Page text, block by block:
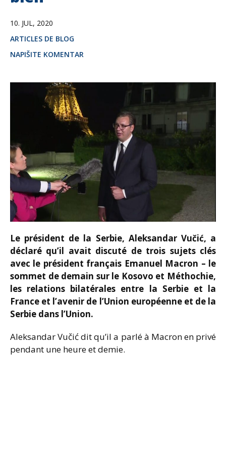
10. JUL, 2020
ARTICLES DE BLOG
NAPIŠITE KOMENTAR
Le président de la Serbie, Aleksandar Vučić, a
déclaré qu’il avait discuté de trois sujets clés
avec le président français Emanuel Macron – le
sommet de demain sur le Kosovo et Méthochie,
les relations bilatérales entre la Serbie et la
France et l’avenir de l’Union européenne et de la
Serbie dans l’Union.
Aleksandar Vučić dit qu’il a parlé à Macron en privé
pendant une heure et demie.